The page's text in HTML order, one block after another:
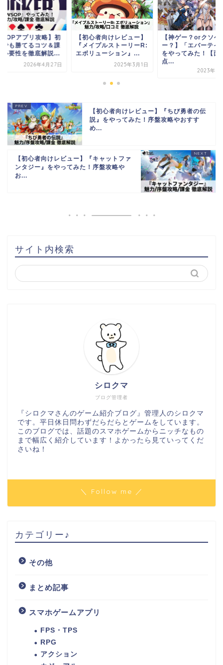
アプリ攻略】初
でも勝てるコツ＆課
必要性を徹底解説...
2026年4月27日
【初心者向けレビュー】
『メイプルストーリーR:
エボリューション』...
2025年3月1日
【神ゲー？orクソゲ
ー？】「エバーテイ
をやってみた！【面
点...
2023年5
【初心者向けレビュー】『ちび勇者の伝
説』をやってみた！序盤攻略やおすす
め...
【初心者向けレビュー】『キャットファ
ンタジー』をやってみた！序盤攻略や
お...
サイト内検索
ブログ管理者
シロクマ
『シロクマさんのゲーム紹介ブログ』管理人のシロクマ
です。平日休日問わずだらだらとゲームをしています。
このブログでは、話題のスマホゲームからニッチなもの
まで幅広く紹介しています！よかったら見ていってくだ
さいね！
＼ Follow me ／
カテゴリー♪
その他
まとめ記事
スマホゲームアプリ
FPS・TPS
RPG
アクション